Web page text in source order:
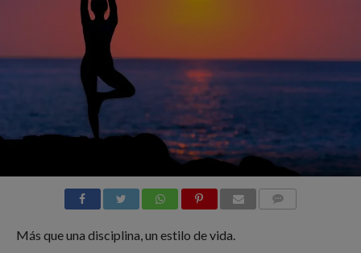
Más que una disciplina, un estilo de vida.